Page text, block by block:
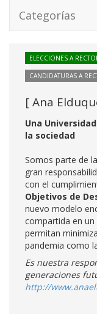
Categorías
ELECCIONES A
CANDIDATURAS A
[ Ana
Una
la sociedad
Somos parte de
gran
con el
Objetivos de
nuevo modelo
compartida en
permitan
pandemia como
Es nuestra
generaciones
http://